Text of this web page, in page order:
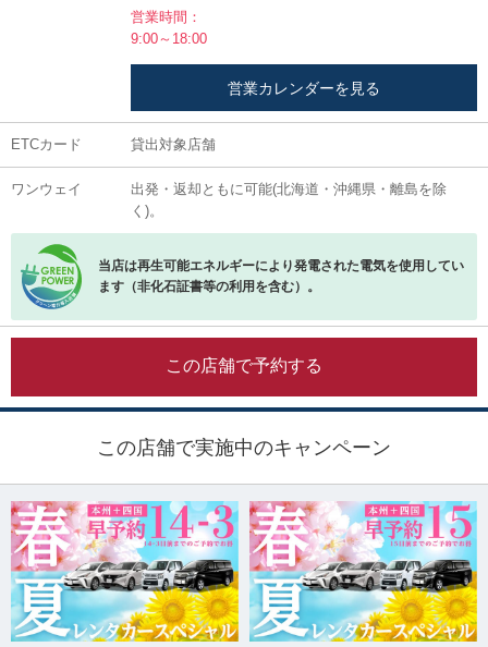
営業時間：
9:00～18:00
営業カレンダーを見る
ETCカード 貸出対象店舗
ワンウェイ
出発・返却ともに可能(北海道・沖縄県・離島を除
く)。
当店は再生可能エネルギーにより発電された電気を使用してい
ます（非化石証書等の利用を含む）。
この店舗で予約する
この店舗で実施中のキャンペーン